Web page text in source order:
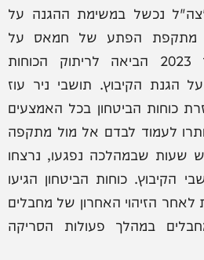
נכשל במשימת ההגנה על
מתקפת הפתע של חמאס על
המרחב ב-7 באוקטובר 2023 הביאה לריתוק הכוחות
הגנת הקיבוץ. תושבי ניר עוז
כוחות הביטחון בכל האמצעים
לעמוד לבדם אל מול מתקפה
שעות שבמהלכה נפגעו, נרצחו
הקיבוץ. כוחות הביטחון הגיעו
עוז כ-40 דקות לאחר הזיהוי האחרון של מחבלים
במהלך פעולות הסריקה